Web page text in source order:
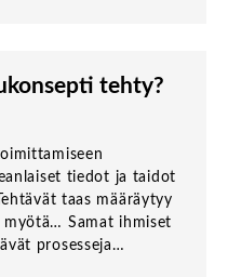
tehty?
tiedot ja taidot
taas määräytyy
Samat ihmiset
prosesseja…